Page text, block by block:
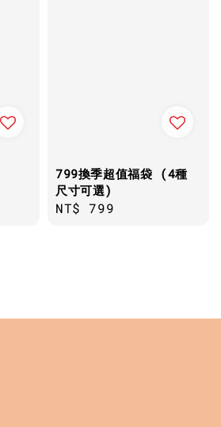
799換季超值福袋 (4種
尺寸可選)
Regular
NT$ 799